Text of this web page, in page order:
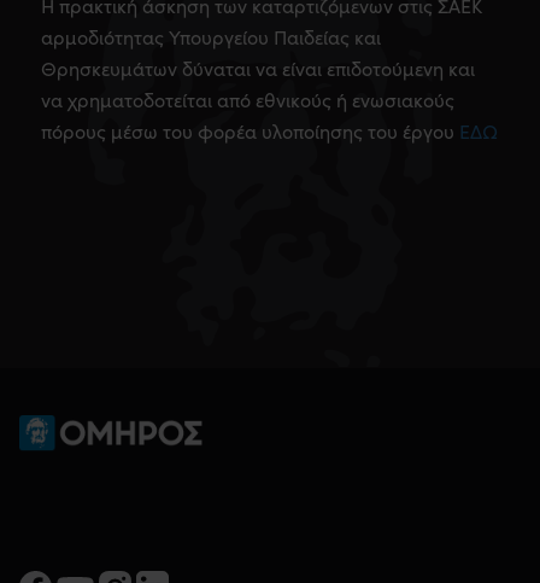
Η πρακτική άσκηση των καταρτιζόμενων στις ΣΑΕΚ
αρμοδιότητας Υπουργείου Παιδείας και
Θρησκευμάτων δύναται να είναι επιδοτούμενη και
να χρηματοδοτείται από εθνικούς ή ενωσιακούς
πόρους μέσω του φορέα υλοποίησης του έργου ΕΔΩ